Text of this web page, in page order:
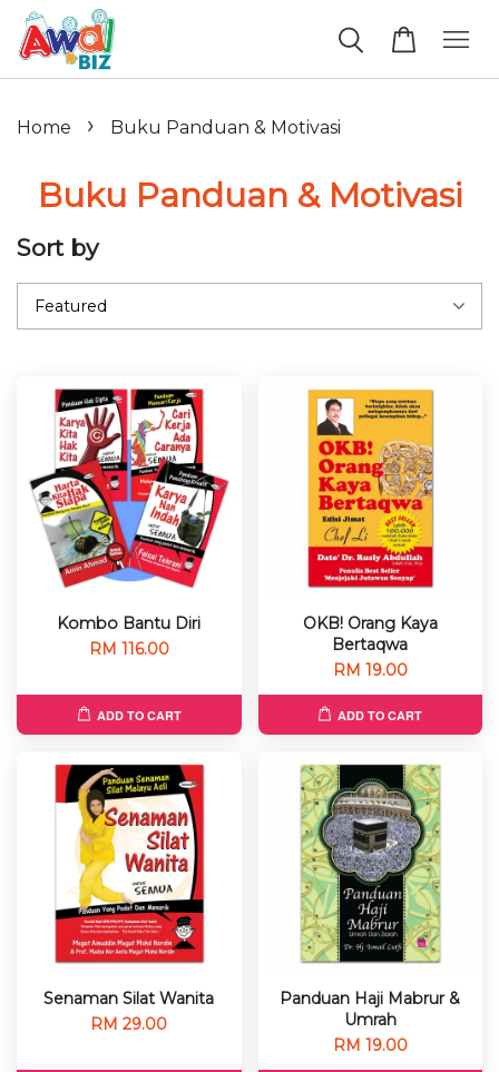
Home › Buku Panduan & Motivasi
Buku Panduan & Motivasi
Sort by
Kombo Bantu Diri
RM 116.00
ADD TO CART
OKB! Orang Kaya
Bertaqwa
RM 19.00
ADD TO CART
Senaman Silat Wanita
RM 29.00
Panduan Haji Mabrur &
Umrah
RM 19.00